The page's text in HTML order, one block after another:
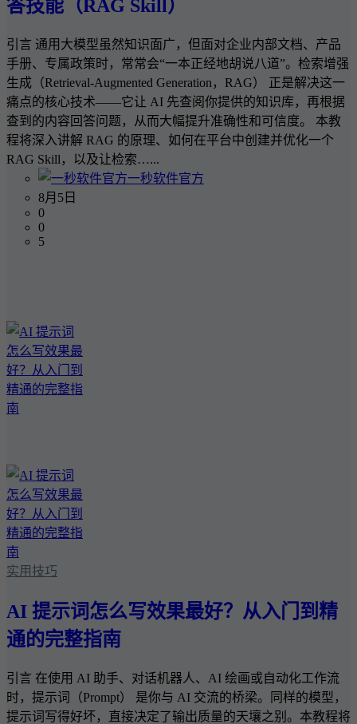
答技能（RAG Skill）
引言 通用大模型虽然知识面广，但面对企业内部文档、产品
手册、专属政策时，常常会“一本正经地胡说八道”。检索增强
生成（Retrieval-Augmented Generation，RAG） 正是解决这一
痛点的核心技术——它让 AI 先查阅你提供的知识库，再根据
查到的内容回答问题，从而大幅提升准确性和可信度。 本教
程将深入讲解 RAG 的原理、如何在平台中创建并优化一个
RAG Skill，以及让检索…...
一秒软件官方
8月5日
0
0
5
实用技巧
AI 提示词怎么写效果最好？从入门到精
通的完整指南
引言 在使用 AI 助手、对话机器人、AI 绘画或自动化工作流
时，提示词（Prompt） 是你与 AI 交流的桥梁。同样的模型，
提示词写得好坏，直接决定了输出质量的天壤之别。本教程将